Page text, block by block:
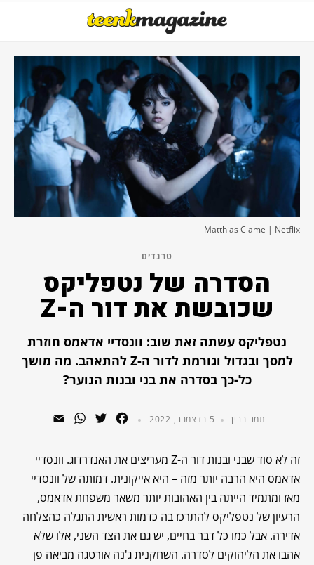
Matthias Clame | Netflix
טרנדים
הסדרה של נטפליקס
שכובשת את דור ה-Z
נטפליקס עשתה זאת שוב: וונסדיי אדאמס חוזרת
למסך ובגדול וגורמת לדור ה-Z להתאהב. מה מושך
כל-כך בסדרה את בני ובנות הנוער?
תמר ברין 5 בדצמבר, 2022 Facebook
Twitter
WhatsApp
זה לא סוד שבני ובנות דור ה-Z מעריצים את האנדרדוג. וונסדיי
אדאמס היא הרבה יותר מזה – היא אייקונית. דמותה של וונסדיי
מאז ומתמיד הייתה בין האהובות יותר משאר משפחת אדאמס,
הרעיון של נטפליקס להתרכז בה כדמות ראשית התגלה כהצלחה
אדירה. אבל כמו כל דבר בחיים, יש גם את הצד השני, אלו שלא
אהבו את הליהוקים לסדרה. השחקנית ג'נה אורטגה מביאה פן